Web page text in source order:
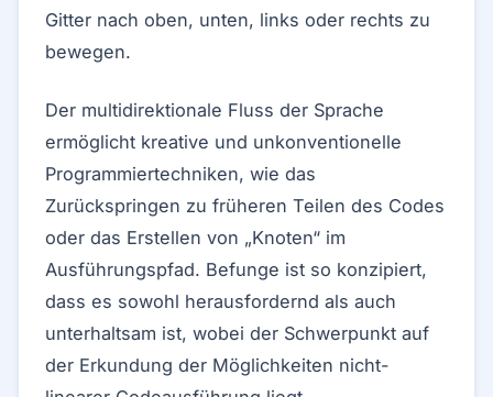
Gitter nach oben, unten, links oder rechts zu
bewegen.
Der multidirektionale Fluss der Sprache
ermöglicht kreative und unkonventionelle
Programmiertechniken, wie das
Zurückspringen zu früheren Teilen des Codes
oder das Erstellen von „Knoten“ im
Ausführungspfad. Befunge ist so konzipiert,
dass es sowohl herausfordernd als auch
unterhaltsam ist, wobei der Schwerpunkt auf
der Erkundung der Möglichkeiten nicht-